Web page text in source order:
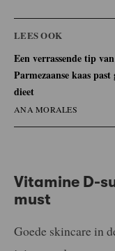
LEES OOK
Een verrassende tip
Parmezaanse kaas
dieet
ANA MORALES
Vitamine D-
must
Goede skincare in